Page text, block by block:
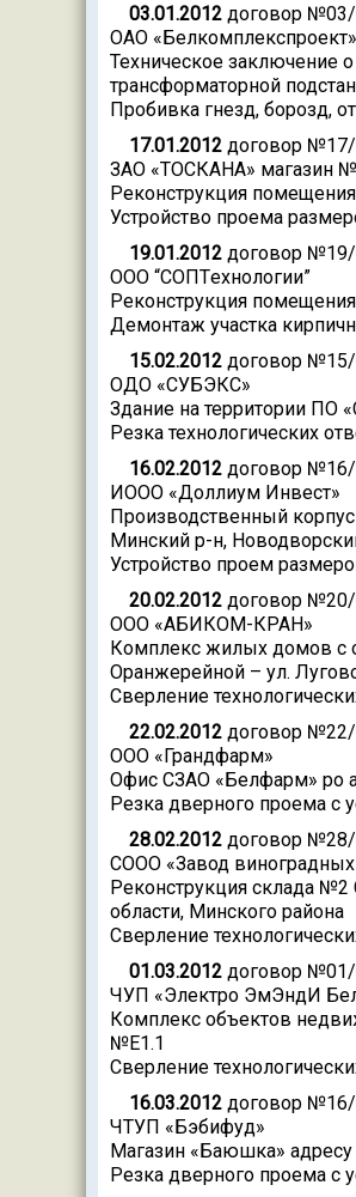
03.01.2012 договор
ОАО «Белкомплекспроект»
Техническое заключение
трансформаторной
Пробивка гнезд, борозд,
17.01.2012 договор
ЗАО «ТОСКАНА» магазин
Реконструкция
Устройство проема
19.01.2012 договор
ООО “СОПTехнологии”
Реконструкция
Демонтаж участка
15.02.2012 договор
ОДО «СУБЭКС»
Здание на территории ПО
Резка технологических
16.02.2012 договор
ИООО «Доллиум Инвест»
Производственный
Минский р-н,
Устройство проем
20.02.2012 договор
ООО «АБИКОМ-КРАН»
Комплекс жилых домов с
Оранжерейной – ул.
Сверление
22.02.2012 договор
ООО «Грандфарм»
Офис СЗАО «Белфарм» ро
Резка дверного проема с
28.02.2012 договор
СООО «Завод
Реконструкция склада
области, Минского района
Сверление
01.03.2012 договор
ЧУП «Электро ЭмЭндИ
Комплекс объектов
№Е1.1
Сверление
16.03.2012 договор
ЧТУП «Бэбифуд»
Магазин «Баюшка» адресу
Резка дверного проема с